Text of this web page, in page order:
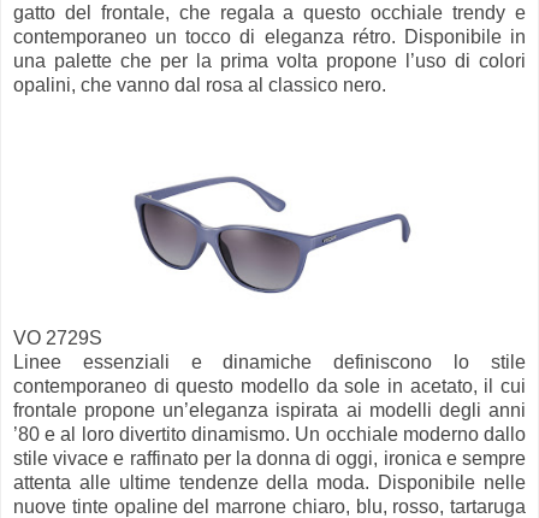
gatto del frontale, che regala a questo occhiale trendy e
contemporaneo un tocco di eleganza rétro. Disponibile in
una palette che per la prima volta propone l’uso di colori
opalini, che vanno dal rosa al classico nero.
VO 2729S
Linee essenziali e dinamiche definiscono lo stile
contemporaneo di questo modello da sole in acetato, il cui
frontale propone un’eleganza ispirata ai modelli degli anni
’80 e al loro divertito dinamismo. Un occhiale moderno dallo
stile vivace e raffinato per la donna di oggi, ironica e sempre
attenta alle ultime tendenze della moda. Disponibile nelle
nuove tinte opaline del marrone chiaro, blu, rosso, tartaruga